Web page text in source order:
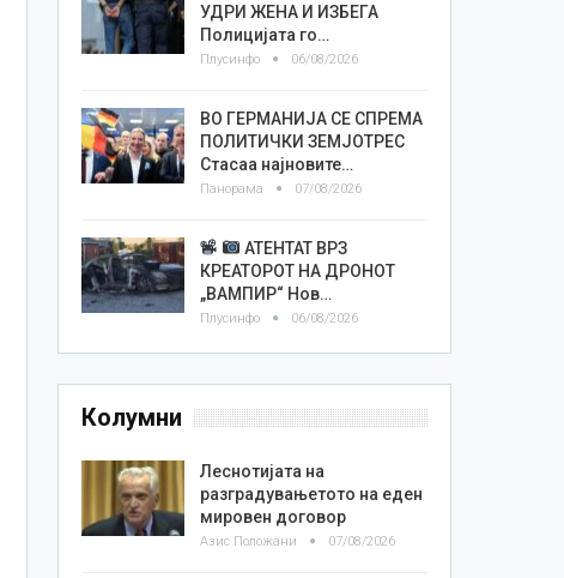
УДРИ ЖЕНА И ИЗБЕГА
Полицијата го…
Плусинфо 06/08/2026
ВО ГЕРМАНИЈА СЕ СПРЕМА
ПОЛИТИЧКИ ЗЕМЈОТРЕС
Стасаа најновите…
Панорама 07/08/2026
АТЕНТАТ ВРЗ
КРЕАТОРОТ НА ДРОНОТ
„ВАМПИР“ Нов…
Плусинфо 06/08/2026
Колумни
Леснотијата на
разградувањетото на еден
мировен договор
Азис Положани 07/08/2026